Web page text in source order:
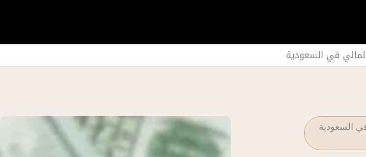
المالي في السعودية
في السعودية